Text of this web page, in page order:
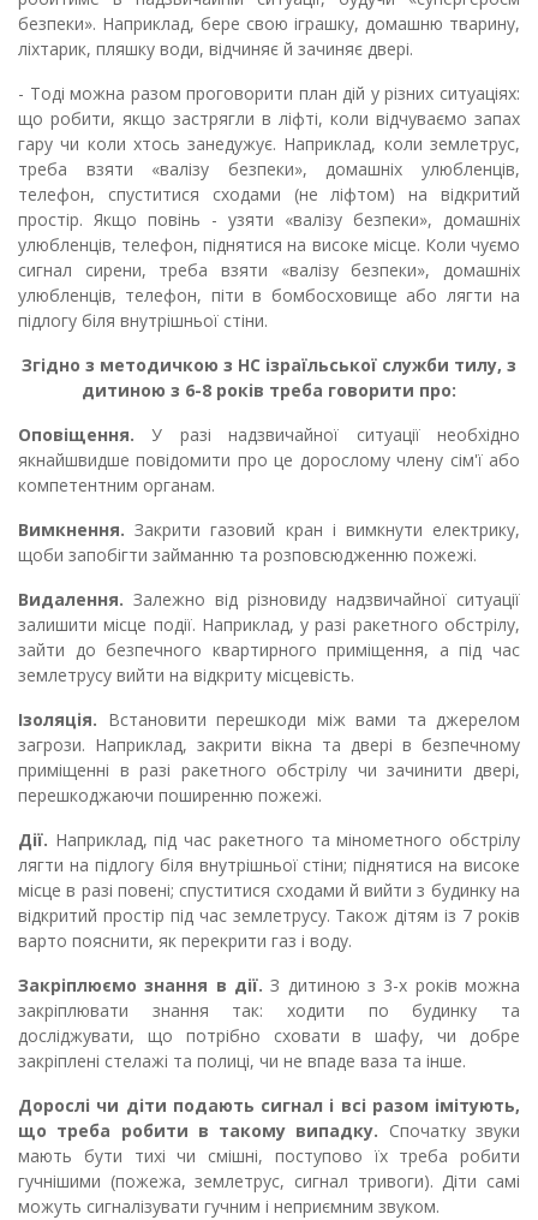
безпеки». Наприклад, бере свою іграшку️, домашню тварину,
ліхтарик, пляшку води, відчиняє й зачиняє двері.
- Тоді можна разом проговорити план дій у різних ситуаціях:
що робити, якщо застрягли в ліфті, коли відчуваємо запах
гару чи коли хтось занедужує. Наприклад, коли землетрус,
треба взяти «валізу безпеки», домашніх улюбленців,
телефон, спуститися сходами (не ліфтом) на відкритий
простір. Якщо повінь - узяти «валізу безпеки», домашніх
улюбленців, телефон, піднятися на високе місце. Коли чуємо
сигнал сирени, треба взяти «валізу безпеки», домашніх
улюбленців, телефон, піти в бомбосховище або лягти на
підлогу біля внутрішньої стіни.
Згідно з методичкою з НС ізраїльської служби тилу, з
дитиною з 6-8 років треба говорити про:
Оповіщення.У разі надзвичайної ситуації необхідно
якнайшвидше повідомити про це дорослому члену сім'ї або
компетентним органам.
Вимкнення. Закрити газовий кран і вимкнути електрику,
щоби запобігти займанню та розповсюдженню пожежі.
Видалення. Залежно від різновиду надзвичайної ситуації
залишити місце події. Наприклад, у разі ракетного обстрілу,
зайти до безпечного квартирного приміщення, а під час
землетрусу вийти на відкриту місцевість.
Ізоляція. Встановити перешкоди між вами та джерелом
загрози. Наприклад, закрити вікна та двері в безпечному
приміщенні в разі ракетного обстрілу чи зачинити двері,
перешкоджаючи поширенню пожежі.
Дії. Наприклад, під час ракетного та мінометного обстрілу
лягти на підлогу біля внутрішньої стіни; піднятися на високе
місце в разі повені; спуститися сходами й вийти з будинку на
відкритий простір під час землетрусу. Також дітям із 7️ років
варто пояснити, як перекрити газ і воду.
Закріплюємо знання в дії. З дитиною з 3-х років можна
закріплювати знання так: ходити по будинку та
досліджувати, що потрібно сховати в шафу, чи добре
закріплені стелажі та полиці, чи не впаде ваза та інше.
Дорослі чи діти подають сигнал і всі разом імітують,
що треба робити в такому випадку. Спочатку звуки
мають бути тихі чи смішні, поступово їх треба робити
гучнішими (пожежа, землетрус, сигнал тривоги). Діти самі
можуть сигналізувати гучним і неприємним звуком.